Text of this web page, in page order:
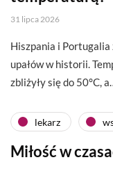
31 lipca 2026
Hiszpania i Portugalia
upałów w historii.
zbliżyły się do 50°C,
lekarz
Miłość w